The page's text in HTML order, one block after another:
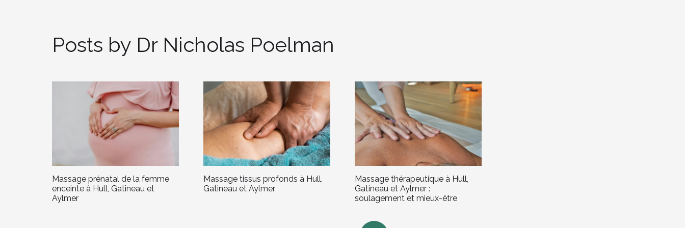
Posts by Dr Nicholas Poelman
Massage prénatal de la femme
enceinte à Hull, Gatineau et
Aylmer
Massage tissus profonds à Hull,
Gatineau et Aylmer
Massage thérapeutique à Hull,
Gatineau et Aylmer :
soulagement et mieux-être